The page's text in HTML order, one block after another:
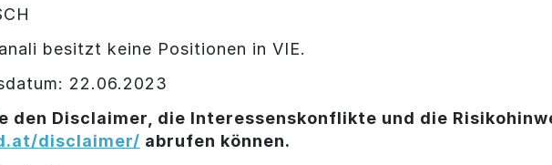
besitzt keine Positionen in VIE.
22.06.2023
den Disclaimer, die Interessenskonflikte und die
disclaimer/ abrufen können.